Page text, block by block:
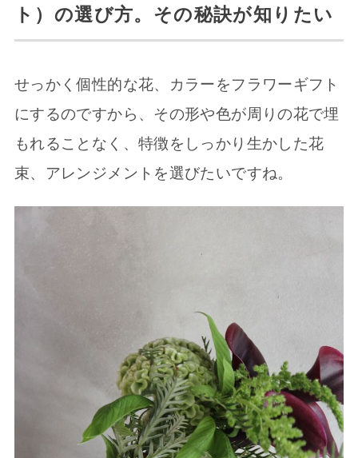
ト）の選び方。その秘訣が知りたい
せっかく個性的な花、カラーをフラワーギフト
にするのですから、その形や色が周りの花で埋
もれることなく、特徴をしっかり生かした花
束、アレンジメントを選びたいですね。